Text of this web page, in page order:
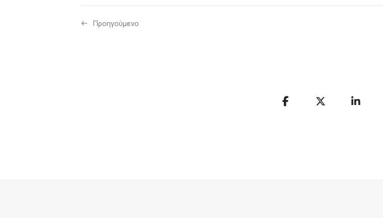
Προηγούμενo